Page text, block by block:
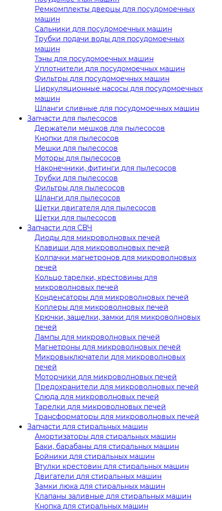
Ремкомплекты дверцы для посудомоечных
машин
Сальники для посудомоечных машин
Трубки подачи воды для посудомоечных
машин
Тэны для посудомоечных машин
Уплотнители для посудомоечных машин
Фильтры для посудомоечных машин
Циркуляционные насосы для посудомоечных
машин
Шланги сливные для посудомоечных машин
Запчасти для пылесосов
Держатели мешков для пылесосов
Кнопки для пылесосов
Мешки для пылесосов
Моторы для пылесосов
Наконечники, фитинги для пылесосов
Трубки для пылесосов
Фильтры для пылесосов
Шланги для пылесосов
Щетки двигателя для пылесосов
Щетки для пылесосов
Запчасти для СВЧ
Диоды для микроволновых печей
Клавиши для микроволновых печей
Колпачки магнетронов для микроволновых
печей
Кольцо тарелки, крестовины для
микроволновых печей
Конденсаторы для микроволновых печей
Коплеры для микроволновых печей
Крючки, защелки, замки для микроволновых
печей
Лампы для микроволновых печей
Магнетроны для микроволновых печей
Микровыключатели для микроволновых
печей
Моторчики для микроволновых печей
Предохранители для микроволновых печей
Слюда для микроволновых печей
Тарелки для микроволновых печей
Трансформаторы для микроволновых печей
Запчасти для стиральных машин
Амортизаторы для стиральных машин
Баки, барабаны для стиральных машин
Бойники для стиральных машин
Втулки крестовин для стиральных машин
Двигатели для стиральных машин
Замки люка для стиральных машин
Клапаны заливные для стиральных машин
Кнопка для стиральных машин